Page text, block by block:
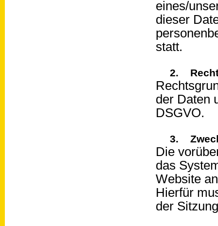
eines/
dieser
statt.
2.
der Daten
DSGVO.
3.
Die
das
Website
Hierfür
der